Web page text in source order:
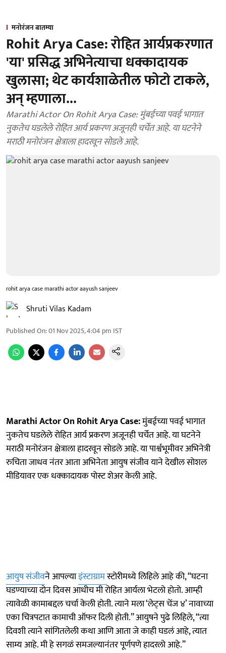
मनोरंजन बातम्या
Rohit Arya Case: रोहित आर्यप्रकरणात
'या' प्रसिद्ध अभिनेत्याचा धक्कादायक
खुलासा; थेट कार्यशाळेतील फोटो टाकले,
अन् म्हणाला...
Marathi Actor On Rohit Arya Case: मुंबईच्या पवई भागात
नुकतेच घडलेले रोहित आर्य प्रकरण अजूनही चर्चेत आहे. या घटनेने
मराठी मनोरंजन क्षेत्राला हादरवून सोडले आहे.
rohit arya case marathi actor aayush sanjeev
Shruti Vilas Kadam
Published On:01 Nov 2025, 4:04 pm IST
Marathi Actor On Rohit Arya Case:मुंबईच्या पवई भागात
नुकतेच घडलेले रोहित आर्य प्रकरण अजूनही चर्चेत आहे. या घटनेने
मराठी मनोरंजन क्षेत्राला हादरवून सोडले आहे. या पार्श्वभूमीवर अभिनेत्री
रुचिता जाधव नंतर आता अभिनेता आयुष संजीव याने देखील सोशल
मीडियावर एक धक्कादायक पोस्ट शेअर केली आहे.
आयुष संजीवने आपल्याइंस्टाग्रामस्टोरीमध्ये लिहिले आहे की, “घटना
घडण्याच्या दोन दिवस आधीच मी रोहित आर्यला भेटलो होतो. आम्ही
त्यावेळी कामाबद्दल चर्चा केली होती. त्याने मला ‘लेट्स चेंज ४’ नावाच्या
एका चित्रपटात कामाची ऑफर दिली होती.” आयुषने पुढे लिहिले, “त्या
दिवशी त्याने सांगितलेली कथा आणि आता जे काही घडलं आहे, त्यात
साम्य आहे. मी हे सगळं समजल्यानंतर पूर्णपणे हादरलो आहे.”